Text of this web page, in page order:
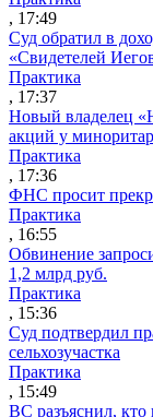
, 17:49
Суд обратил в
«Свидетелей
Практика
, 17:37
Новый владелец
акций у
Практика
, 17:36
ФНС просит
Практика
, 16:55
Обвинение
1,2 млрд руб.
Практика
, 15:36
Суд подтвердил
сельхозучастка
Практика
, 15:49
ВС разъяснил, кто